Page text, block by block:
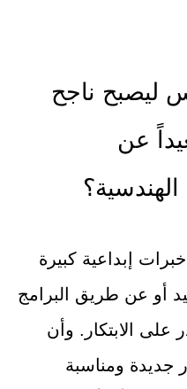
ليصبح ناجح
عن
إبداعية كبيرة
أو عن طريق البرامج
على الابتكار. وأن
جديدة ومناسبة